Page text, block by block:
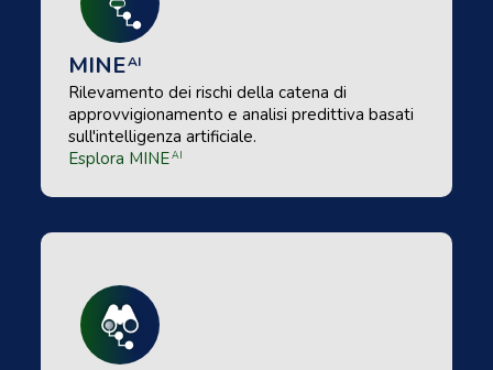
MINEAI
Rilevamento dei rischi della catena di
approvvigionamento e analisi predittiva basati
sull'intelligenza artificiale.
Esplora MINEAI